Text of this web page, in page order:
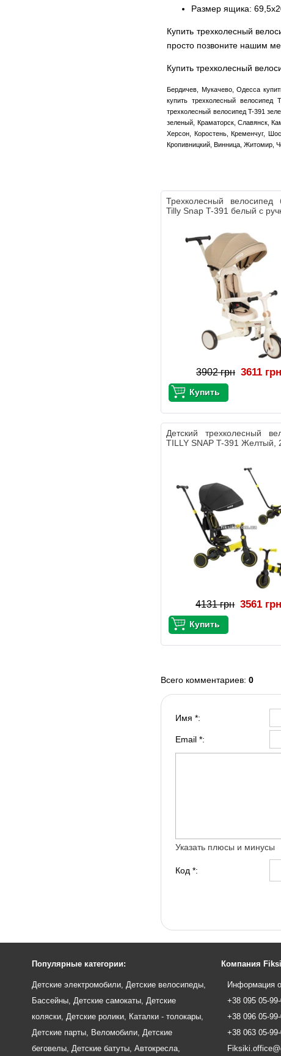
Размер ящика:
Купить трехколесный
просто позвоните нашим
Купить трехколесный
Бердичев, Мукачево, Одесса
купить трехколесный
трехколесный велосипед T-391
зеленый, Краматорск, Славянск,
Херсон, Коростень, Кременчуг,
Кропивницкий, Винница, Житомир,
Трехколесный велосипед
Tilly Snap T-391 белый с
3902 грн 3611 грн
Детский трехколесный
TILLY SNAP T-391 Желтый,
4131 грн 3561 грн
Всего комментариев:0
Имя *:
Email *:
Указать плюсы и минусы
Код *:
Популярные категории:
Детские электромобили Детские велосипеды
Бассейны Детские самокаты Детские
коляски Детские ролики Каталки - толокары
Детские парты Веломобили Детские
беговелы Детские батуты Автокресла
Компания
Информация
+38 095 05-
+38 096 05-
+38 063 05-